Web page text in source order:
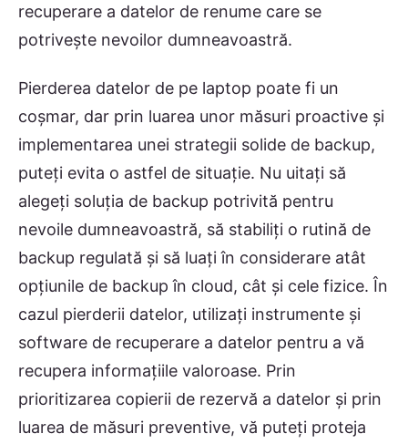
recuperare a datelor de renume care se
potrivește nevoilor dumneavoastră.
Pierderea datelor de pe laptop poate fi un
coșmar, dar prin luarea unor măsuri proactive și
implementarea unei strategii solide de backup,
puteți evita o astfel de situație. Nu uitați să
alegeți soluția de backup potrivită pentru
nevoile dumneavoastră, să stabiliți o rutină de
backup regulată și să luați în considerare atât
opțiunile de backup în cloud, cât și cele fizice. În
cazul pierderii datelor, utilizați instrumente și
software de recuperare a datelor pentru a vă
recupera informațiile valoroase. Prin
prioritizarea copierii de rezervă a datelor și prin
luarea de măsuri preventive, vă puteți proteja